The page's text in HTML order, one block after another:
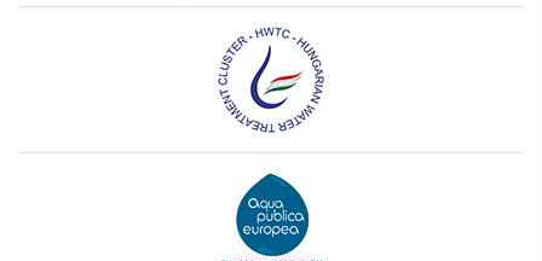
közösséggé kovácsolódtunk, mi
„A munkavégzés és az egyetemi
elfoglaltságaim összeegyeztetése nem okoz
problémát, mert részmunkaidőben
dolgozhatok, rugalmas beosztásban.”
„A program keretein belül kapott feladatok a